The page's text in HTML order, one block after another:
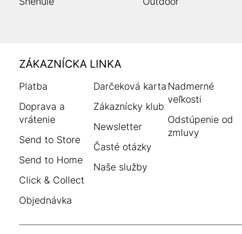
HUMANIC
Footer
ZÁKAZNÍCKA LINKA
Platba
Doprava a
vrátenie
Send to Store
Send to Home
Click & Collect
Objednávka
Darčeková karta
Zákaznícky klub
Newsletter
Časté otázky
Naše služby
Nadmerné
veľkosti
Odstúpenie od
zmluvy